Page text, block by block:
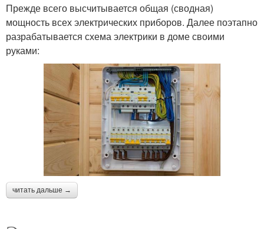
Прежде всего высчитывается общая (сводная)
мощность всех электрических приборов. Далее поэтапно
разрабатывается схема электрики в доме своими
руками:
читать дальше →